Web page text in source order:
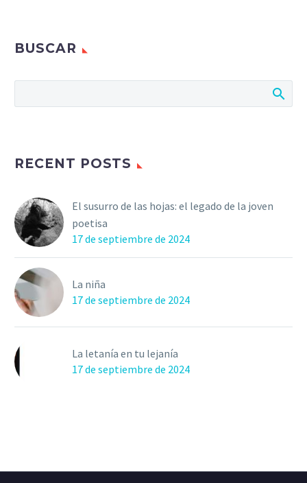
BUSCAR
RECENT POSTS
El susurro de las hojas: el legado de la joven
poetisa
17 de septiembre de 2024
La niña
17 de septiembre de 2024
La letanía en tu lejanía
17 de septiembre de 2024